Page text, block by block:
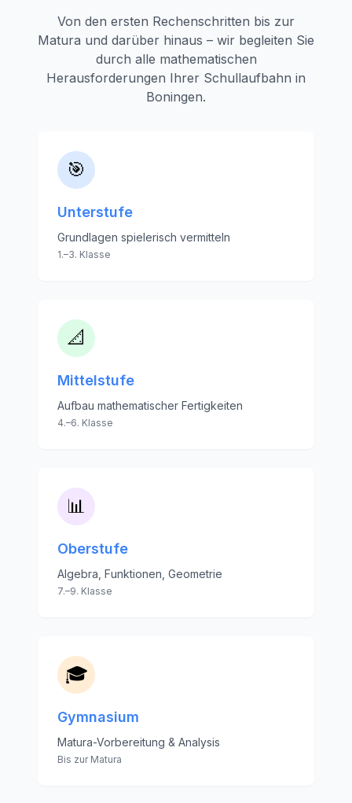
Von den ersten Rechenschritten bis zur
Matura und darüber hinaus – wir begleiten Sie
durch alle mathematischen
Herausforderungen Ihrer Schullaufbahn in
Boningen.
🎯
Unterstufe
Grundlagen spielerisch vermitteln
1.–3. Klasse
📐
Mittelstufe
Aufbau mathematischer Fertigkeiten
4.–6. Klasse
📊
Oberstufe
Algebra, Funktionen, Geometrie
7.–9. Klasse
🎓
Gymnasium
Matura-Vorbereitung & Analysis
Bis zur Matura